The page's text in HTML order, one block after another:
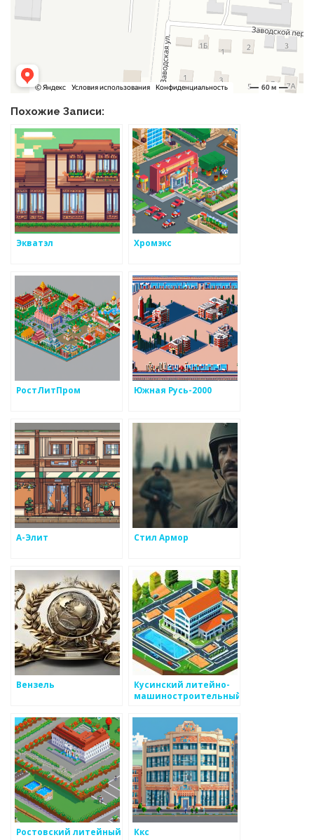
Похожие Записи:
Экватэл Хромэкс
РостЛитПром Южная Русь-2000
А-Элит Стил Армор
Вензель
Кусинский литейно-
машиностроительный
Ростовский литейный
Ккс